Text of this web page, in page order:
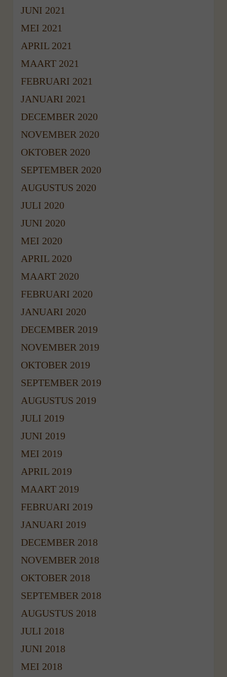
JUNI 2021
MEI 2021
APRIL 2021
MAART 2021
FEBRUARI 2021
JANUARI 2021
DECEMBER 2020
NOVEMBER 2020
OKTOBER 2020
SEPTEMBER 2020
AUGUSTUS 2020
JULI 2020
JUNI 2020
MEI 2020
APRIL 2020
MAART 2020
FEBRUARI 2020
JANUARI 2020
DECEMBER 2019
NOVEMBER 2019
OKTOBER 2019
SEPTEMBER 2019
AUGUSTUS 2019
JULI 2019
JUNI 2019
MEI 2019
APRIL 2019
MAART 2019
FEBRUARI 2019
JANUARI 2019
DECEMBER 2018
NOVEMBER 2018
OKTOBER 2018
SEPTEMBER 2018
AUGUSTUS 2018
JULI 2018
JUNI 2018
MEI 2018